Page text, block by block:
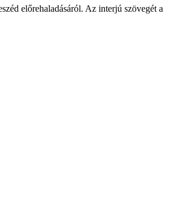
előrehaladásáról. Az interjú szövegét a